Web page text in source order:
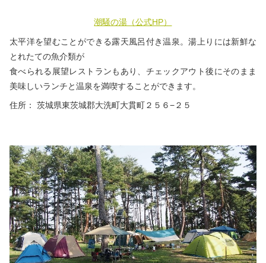
潮騒の湯（公式HP）
太平洋を望むことができる露天風呂付き温泉。湯上りには新鮮な
とれたての魚介類が
食べられる展望レストランもあり、チェックアウト後にそのまま
美味しいランチと温泉を満喫することができます。
住所： 茨城県東茨城郡大洗町大貫町２５６−２５